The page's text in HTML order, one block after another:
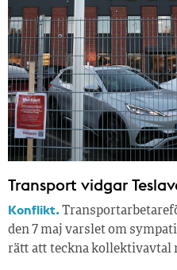
Transport vidgar
Konflikt.
den 7 maj varslet om
rätt att teckna kollektivavtal